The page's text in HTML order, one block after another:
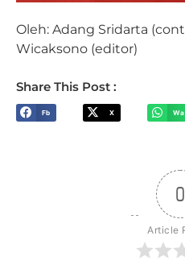
Oleh: Adang Sridarta
Wicaksono (editor)
Share This Post :
Fb X Wa
0
Article